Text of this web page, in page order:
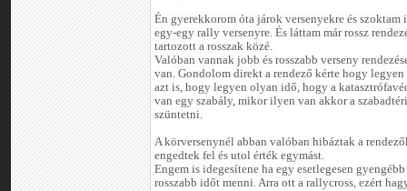
Én gyerekkorom óta járok versenyekre és
egy-egy rally versenyre. És láttam már rossz
tartozott a rosszak közé.
Valóban vannak jobb és rosszabb verseny
van. Gondolom direkt a rendező kérte hogy legyen
azt is, hogy legyen olyan idő, hogy a
van egy szabály, mikor ilyen van akkor a
szüntetni.
A körversenynél abban valóban hibáztak a
engedtek fel és utol érték egymást.
Engem is idegesítene ha egy esetlegesen
rosszabb időt menni. Arra ott a rallycross, ezért